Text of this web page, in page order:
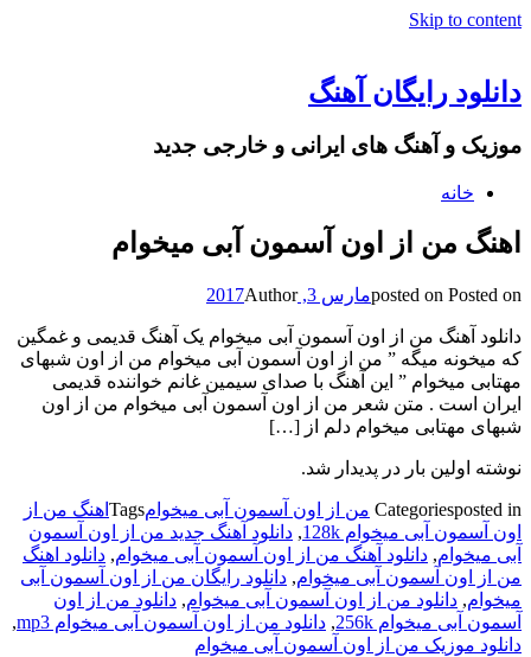
Skip to content
دانلود رایگان آهنگ
موزیک و آهنگ های ایرانی و خارجی جدید
خانه
اهنگ من از اون آسمون آبی میخوام
posted on Posted on مارس 3, 2017 Author
دانلود آهنگ من از اون آسمون آبی میخوام یک آهنگ قدیمی و غمگین
که میخونه میگه ” من از اون آسمون آبی میخوام من از اون شبهای
مهتابی میخوام ” این آهنگ با صدای سیمین غانم خواننده قدیمی
ایران است . متن شعر من از اون آسمون آبی میخوام من از اون
شبهای مهتابی میخوام دلم از […]
نوشته اولین بار در پدیدار شد.
Categoriesposted in من از اون آسمون آبی میخوامTags اهنگ من از
اون آسمون آبی میخوام 128k
, دانلود آهنگ جدید من از اون آسمون
آبی میخوام, دانلود آهنگ من از اون آسمون آبی میخوام, دانلود اهنگ
من از اون آسمون آبی میخوام, دانلود رایگان من از اون آسمون آبی
میخوام, دانلود من از اون آسمون آبی میخوام, دانلود من از اون
آسمون آبی میخوام 256k
, دانلود من از اون آسمون آبی میخوام mp3
,
دانلود موزیک من از اون آسمون آبی میخوام